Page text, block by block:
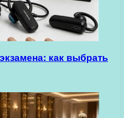
как выбрать